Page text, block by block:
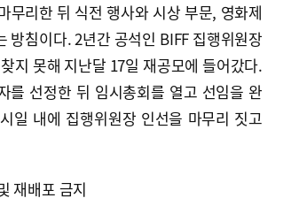
무리한 뒤 식전 행사와 시상 부문, 영화제
방침이다. 2년간 공석인 BIFF 집행위원장
지 못해 지난달 17일 재공모에 들어갔다.
를 선정한 뒤 임시총회를 열고 선임을 완
일 내에 집행위원장 인선을 마무리 짓고
재배포 금지